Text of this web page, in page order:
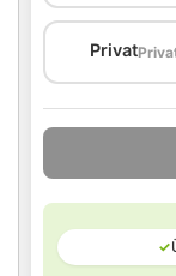
Privat
✓